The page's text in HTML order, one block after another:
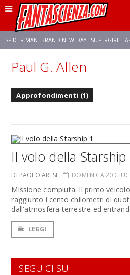
SPIDER-MAN: BRAND NEW DAY SUPERGIRL
FRANCO RICCIARDIELLO ZENDAYA
Paul G. Allen
Approfondimenti (1)
Il volo della Starship
DI PAOLO ARESI DOMENICA 20
Missione compiuta. Il primo
raggiunto i cento chilometri di
dall'atmosfera terrestre ed
LEGGI
SEGUICI SU